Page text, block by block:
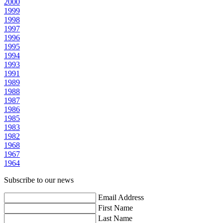
2000
1999
1998
1997
1996
1995
1994
1993
1991
1989
1988
1987
1986
1985
1983
1982
1968
1967
1964
Subscribe to our news
Email Address
First Name
Last Name